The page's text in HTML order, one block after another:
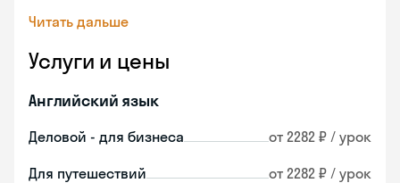
Читать дальше
Услуги и цены
Английский язык
Деловой - для бизнеса от 2282 ₽ / урок
Для путешествий от 2282 ₽ / урок